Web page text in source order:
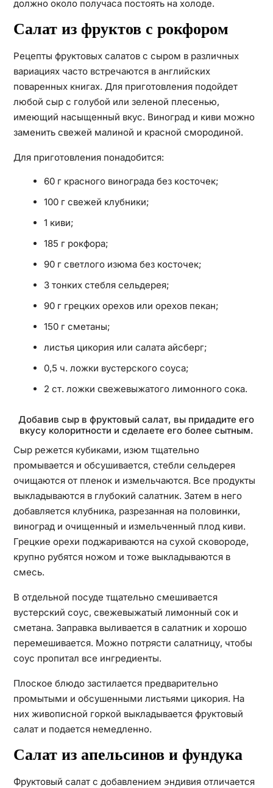
должно около получаса постоять на холоде.
Салат из фруктов с рокфором
Рецепты фруктовых салатов с сыром в различных
вариациях часто встречаются в английских
поваренных книгах. Для приготовления подойдет
любой сыр с голубой или зеленой плесенью,
имеющий насыщенный вкус. Виноград и киви можно
заменить свежей малиной и красной смородиной.
Для приготовления понадобится:
60 г красного винограда без косточек;
100 г свежей клубники;
1 киви;
185 г рокфора;
90 г светлого изюма без косточек;
3 тонких стебля сельдерея;
90 г грецких орехов или орехов пекан;
150 г сметаны;
листья цикория или салата айсберг;
0,5 ч. ложки вустерского соуса;
2 ст. ложки свежевыжатого лимонного сока.
Добавив сыр в фруктовый салат, вы придадите его
вкусу колоритности и сделаете его более сытным.
Сыр режется кубиками, изюм тщательно
промывается и обсушивается, стебли сельдерея
очищаются от пленок и измельчаются. Все продукты
выкладываются в глубокий салатник. Затем в него
добавляется клубника, разрезанная на половинки,
виноград и очищенный и измельченный плод киви.
Грецкие орехи поджариваются на сухой сковороде,
крупно рубятся ножом и тоже выкладываются в
смесь.
В отдельной посуде тщательно смешивается
вустерский соус, свежевыжатый лимонный сок и
сметана. Заправка выливается в салатник и хорошо
перемешивается. Можно потрясти салатницу, чтобы
соус пропитал все ингредиенты.
Плоское блюдо застилается предварительно
промытыми и обсушенными листьями цикория. На
них живописной горкой выкладывается фруктовый
салат и подается немедленно.
Салат из апельсинов и фундука
Фруктовый салат с добавлением эндивия отличается